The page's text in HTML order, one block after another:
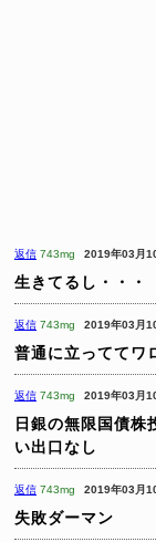
返信 743mg 2019年03月
生きてるし・・・
返信 743mg 2019年03月
普通に立っててワ
返信 743mg 2019年03月
日銀の無限国債株
い出口なし
返信 743mg 2019年03月
失敗ダーマン